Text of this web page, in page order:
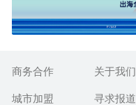
商务合作 关于我们
城市加盟
寻求报道